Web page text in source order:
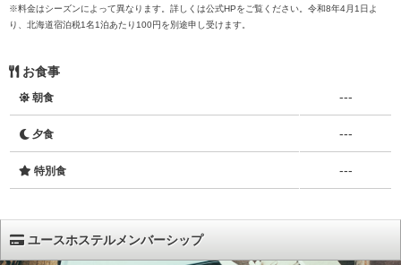
※料金はシーズンによって異なります。詳しくは公式HPをご覧ください。令和8年4月1日よ
り、北海道宿泊税1名1泊あたり100円を別途申し受けます。
お食事
朝食 ---
夕食 ---
特別食 ---
ユースホステルメンバーシップ